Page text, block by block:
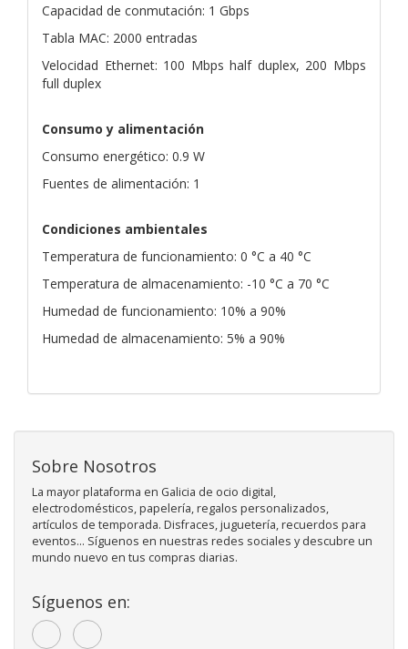
Capacidad de conmutación: 1 Gbps
Tabla MAC: 2000 entradas
Velocidad Ethernet: 100 Mbps half duplex, 200 Mbps
full duplex
Consumo y alimentación
Consumo energético: 0.9 W
Fuentes de alimentación: 1
Condiciones ambientales
Temperatura de funcionamiento: 0 °C a 40 °C
Temperatura de almacenamiento: -10 °C a 70 °C
Humedad de funcionamiento: 10% a 90%
Humedad de almacenamiento: 5% a 90%
Sobre Nosotros
La mayor plataforma en Galicia de ocio digital,
electrodomésticos, papelería, regalos personalizados,
artículos de temporada. Disfraces, juguetería, recuerdos para
eventos... Síguenos en nuestras redes sociales y descubre un
mundo nuevo en tus compras diarias.
Síguenos en: